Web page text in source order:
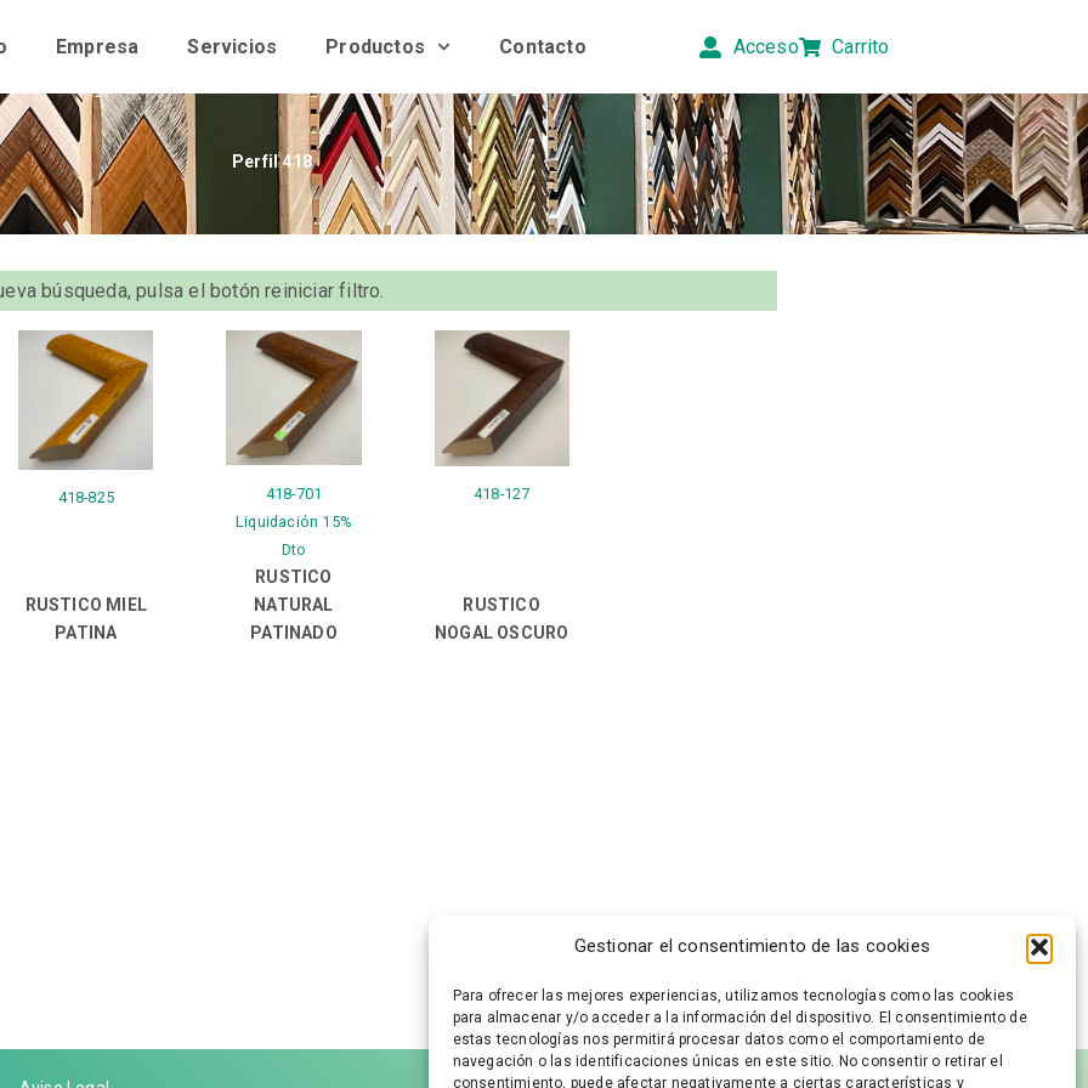
Gestionar el consentimiento de las cookies
Para ofrecer las mejores experiencias, utilizamos tecnologías como las cookies
para almacenar y/o acceder a la información del dispositivo. El consentimiento de
estas tecnologías nos permitirá procesar datos como el comportamiento de
navegación o las identificaciones únicas en este sitio. No consentir o retirar el
consentimiento, puede afectar negativamente a ciertas características y
Empresa Servicios Productos Contacto Acceso Carrito
Perfil 418
búsqueda, pulsa el botón reiniciar filtro.
418-825
RUSTICO MIEL
PATINA
418-701
Liquidación 15%
Dto
RUSTICO
NATURAL
PATINADO
418-127
RUSTICO
NOGAL OSCURO